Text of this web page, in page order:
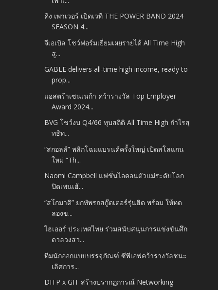
คิง เพาเวอร์ เปิดเวที THE POWER BAND 2024
SEASON 4...
จีเอเบิล โชว์ฟอร์มเยี่ยมเผยรายได้ All Time High
สู...
GABLE delivers all-time high income, ready to
prop...
แอสตร้าเซนเนก้า คว้ารางวัล Top Employer
Award 2024...
BVG โชว์งบ Q4/66 ทุบสถิติ All Time High กำไรสุ
ทธิท...
“สกอลล์” พลิกโฉมแบรนด์ครั้งใหญ่ เปิดสโลแกน
ใหม่ “Th...
Naomi Campbell แฟชั่นไอคอนตัวแม่ระดับโลก
ปิดเพนเฮ้...
“สโกมาดิ” ยกทัพรถสกู๊ตเตอร์รุ่นฮิต พร้อม ให้ทด
ลองข...
ไฮเออร์ ประเทศไทย ร่วมสนับสนุนการแข่งขันศึก
ดวลวงสว...
ทีมนักออกแบบบรรจุภัณฑ์ ซีพีเอฟคว้ารางวัลชนะ
เลิศการ...
DITP x GIT สร้างปรากฏการณ์ Networking